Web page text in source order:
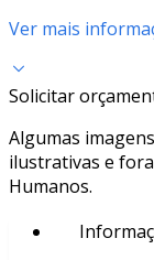
Ver mais
Solicitar
Algumas
ilustrativas e
Humanos.